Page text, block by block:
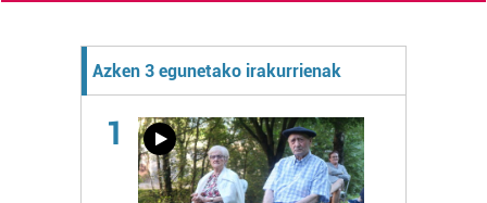
Azken 3 egunetako irakurrienak
1